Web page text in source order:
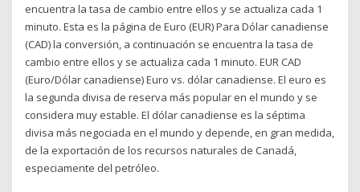
encuentra la tasa de cambio entre ellos y se actualiza cada 1
minuto. Esta es la página de Euro (EUR) Para Dólar canadiense
(CAD) la conversión, a continuación se encuentra la tasa de
cambio entre ellos y se actualiza cada 1 minuto. EUR CAD
(Euro/Dólar canadiense) Euro vs. dólar canadiense. El euro es
la segunda divisa de reserva más popular en el mundo y se
considera muy estable. El dólar canadiense es la séptima
divisa más negociada en el mundo y depende, en gran medida,
de la exportación de los recursos naturales de Canadá,
especiamente del petróleo.